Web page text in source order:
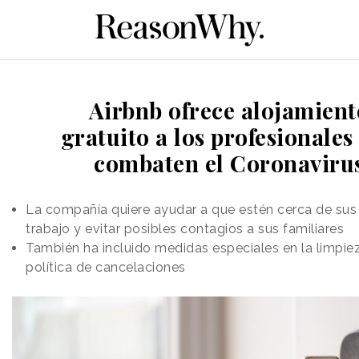
Airbnb ofrece
gratuito a los profesionales
combaten el
La compañía quiere ayudar a que estén cerca de
trabajo y evitar posibles contagios a sus familiares
También ha incluido medidas especiales en la
política de cancelaciones